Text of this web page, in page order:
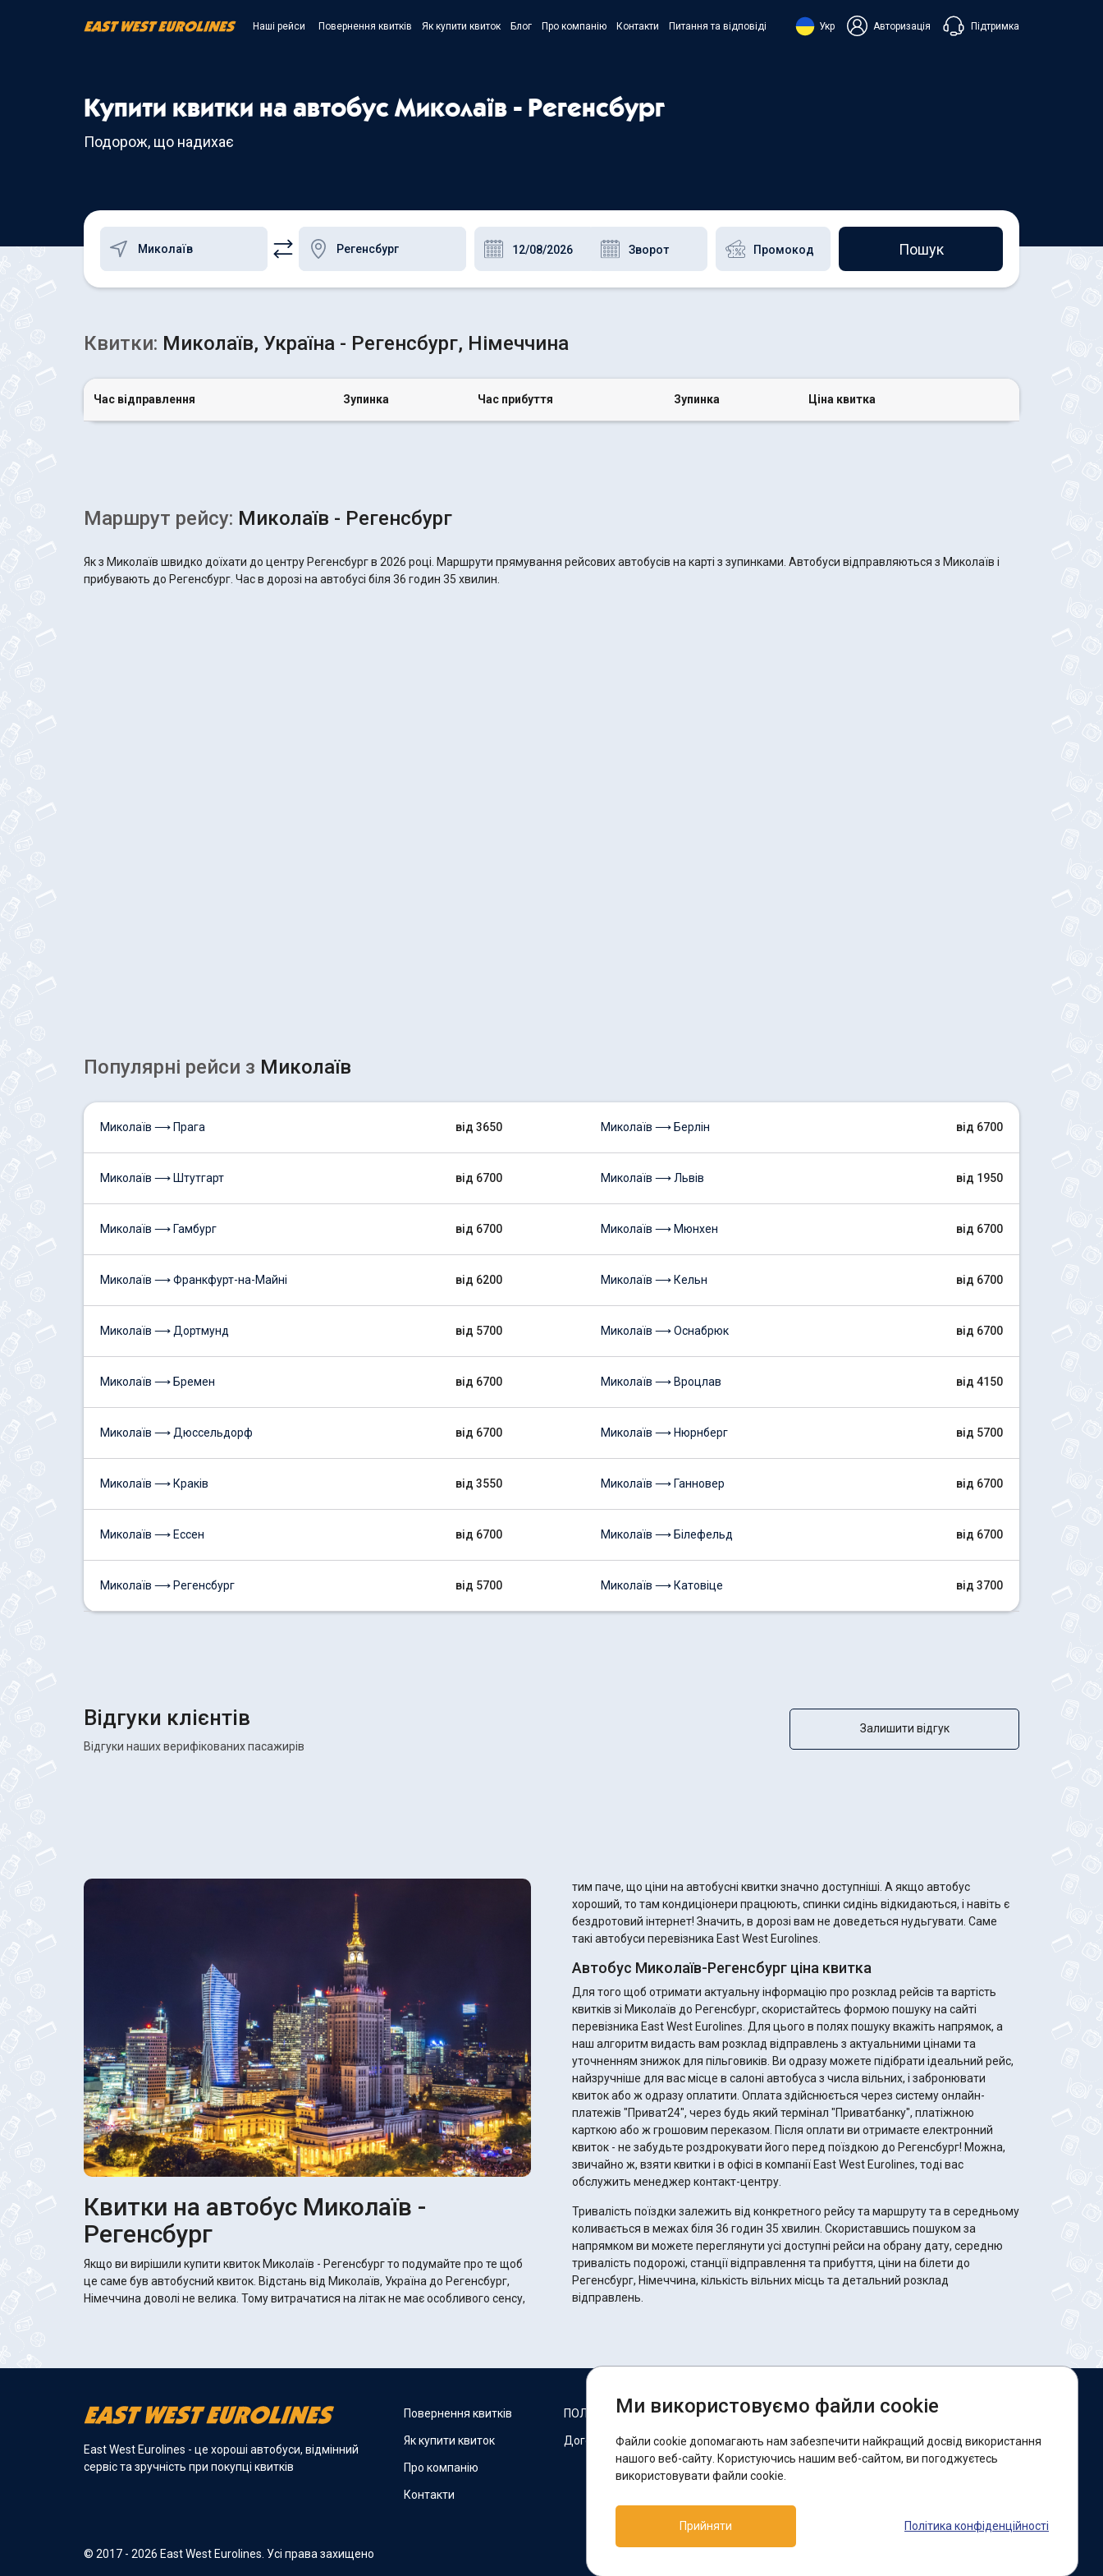
Наші рейси Повернення квитків Як купити квиток Блог Про компанію Контакти Питання та відповіді Укр Авторизація Підтримка
Чат в Messenger
Купити квитки на автобус Миколаїв - Регенсбург
Подорож, що надихає
Пошук
Квитки: Миколаїв, Україна - Регенсбург, Німеччина
Час відправлення Зупинка Час прибуття Зупинка Ціна квитка
Маршрут рейсу: Миколаїв - Регенсбург
Як з Миколаїв швидко доїхати до центру Регенсбург в 2026 році. Маршрути прямування рейсових автобусів на карті з зупинками. Автобуси відправляються з Миколаїв і
прибувають до Регенсбург. Час в дорозі на автобусі біля 36 годин 35 хвилин.
Популярні рейcи з Миколаїв
Миколаїв ⟶ Прага від 3650
Миколаїв ⟶ Штутгарт від 6700
Миколаїв ⟶ Гамбург від 6700
Миколаїв ⟶ Франкфурт-на-Майні від 6200
Миколаїв ⟶ Дортмунд від 5700
Миколаїв ⟶ Бремен від 6700
Миколаїв ⟶ Дюссельдорф від 6700
Миколаїв ⟶ Краків від 3550
Миколаїв ⟶ Ессен від 6700
Миколаїв ⟶ Регенсбург від 5700
Миколаїв ⟶ Берлін від 6700
Миколаїв ⟶ Львів від 1950
Миколаїв ⟶ Мюнхен від 6700
Миколаїв ⟶ Кельн від 6700
Миколаїв ⟶ Оснабрюк від 6700
Миколаїв ⟶ Вроцлав від 4150
Миколаїв ⟶ Нюрнберг від 5700
Миколаїв ⟶ Ганновер від 6700
Миколаїв ⟶ Білефельд від 6700
Миколаїв ⟶ Катовіце від 3700
Відгуки клієнтів
Відгуки наших верифікованих пасажирів
Залишити відгук
Квитки на автобус Миколаїв -
Регенсбург
Якщо ви вирішили купити квиток Миколаїв - Регенсбург то подумайте про те щоб
це саме був автобусний квиток. Відстань від Миколаїв, Україна до Регенсбург,
Німеччина доволі не велика. Тому витрачатися на літак не має особливого сенсу,
тим паче, що ціни на автобусні квитки значно доступніші. А якщо автобус
хороший, то там кондиціонери працюють, спинки сидінь відкидаються, і навіть є
бездротовий інтернет! Значить, в дорозі вам не доведеться нудьгувати. Саме
такі автобуси перевізника East West Eurolines.
Автобус Миколаїв-Регенсбург ціна квитка
Для того щоб отримати актуальну інформацію про розклад рейсів та вартість
квитків зі Миколаїв до Регенсбург, скористайтесь формою пошуку на сайті
перевізника East West Eurolines. Для цього в полях пошуку вкажіть напрямок, а
наш алгоритм видасть вам розклад відправлень з актуальними цінами та
уточненням знижок для пільговиків. Ви одразу можете підібрати ідеальний рейс,
найзручніше для вас місце в салоні автобуса з числа вільних, і забронювати
квиток або ж одразу оплатити. Оплата здійснюється через систему онлайн-
платежів "Приват24", через будь який термінал "Приватбанку", платіжною
карткою або ж грошовим переказом. Після оплати ви отримаєте електронний
квиток - не забудьте роздрокувати його перед поїздкою до Регенсбург! Можна,
звичайно ж, взяти квитки і в офісі в компанії East West Eurolines, тоді вас
обслужить менеджер контакт-центру.
Тривалість поїздки залежить від конкретного рейсу та маршруту та в середньому
коливається в межах біля 36 годин 35 хвилин. Скориставшись пошуком за
напрямком ви можете переглянути усі доступні рейси на обрану дату, середню
тривалість подорожі, станції відправлення та прибуття, ціни на білети до
Регенсбург, Німеччина, кількість вільних місць та детальний розклад
відправлень.
East West Eurolines - це хороші автобуси, відмінний
сервіс та зручність при покупці квитків
© 2017 - 2026 East West Eurolines. Усі права захищено
Повернення квитків
Як купити квиток
Про компанію
Контакти
ПОЛІТИКА COOKIES
Договір оферти
Ми в соцмережах:
Facebook
Підтримка:
Telegram-бот
Ми використовуємо файли cookie
Файли cookie допомагають нам забезпечити найкращий досвід використання
нашого веб-сайту. Користуючись нашим веб-сайтом, ви погоджуєтесь
використовувати файли cookie.
Прийняти Політика конфіденційності